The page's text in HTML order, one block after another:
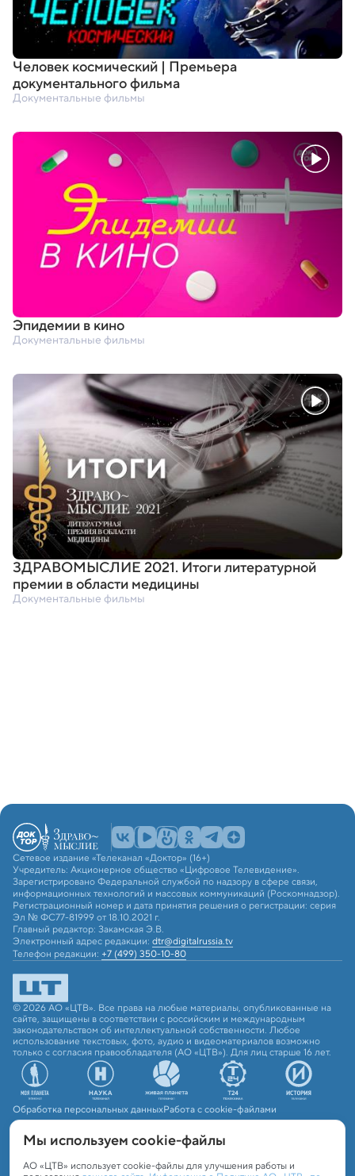
Человек космический | Премьера
документального фильма
Документальные фильмы
Эпидемии в кино
Документальные фильмы
ЗДРАВОМЫСЛИЕ 2021. Итоги литературной
премии в области медицины
Документальные фильмы
Сетевое издание «Телеканал «Доктор» (16+)
Учредитель: Акционерное общество «Цифровое Телевидение».
Зарегистрировано Федеральной службой по надзору в сфере связи,
информационных технологий и массовых коммуникаций (Роскомнадзор).
Регистрационный номер и дата принятия решения о регистрации: серия
Эл № ФС77-81999 от 18.10.2021 г.
Главный редактор: Закамская Э.В.
Электронный адрес редакции: dtr@digitalrussia.tv
Телефон редакции: +7 (499) 350-10-80
© 2026 АО «ЦТВ». Все права на любые материалы, опубликованные на
сайте, защищены в соответствии с российским и международным
законодательством об интеллектуальной собственности. Любое
использование текстовых, фото, аудио и видеоматериалов возможно
только с согласия правообладателя (АО «ЦТВ»). Для лиц старше 16 лет.
Обработка персональных данныхРабота с cookie-файлами
Мы используем сookie-файлы
АО «ЦТВ» использует cookie-файлы для улучшения работы и